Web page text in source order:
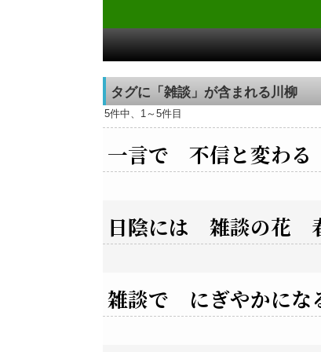
タグに「雑談」が含まれる川柳
5件中、1～5件目
一言で 不信と変わ
日陰には 雑談の花
雑談で にぎやかに